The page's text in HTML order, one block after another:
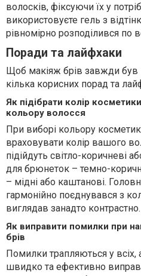
волосків, фіксуючи їх у
використовуєте гель з
рівномірно розподілився по
Поради та лайфхаки
Щоб макіяж брів завжди був
кілька корисних порад та
Як підібрати колір
кольору волосся
При виборі кольору
враховувати колір вашого
підійдуть світло-коричневі
для брюнеток – темно-
– мідні або каштанові.
гармонійно поєднувався з
виглядав занадто контрастно.
Як виправити помилки при
брів
Помилки трапляються у всіх,
швидко та ефективно